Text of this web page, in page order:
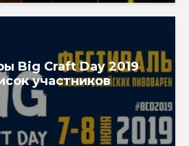
Big Craft Day 2019
участников